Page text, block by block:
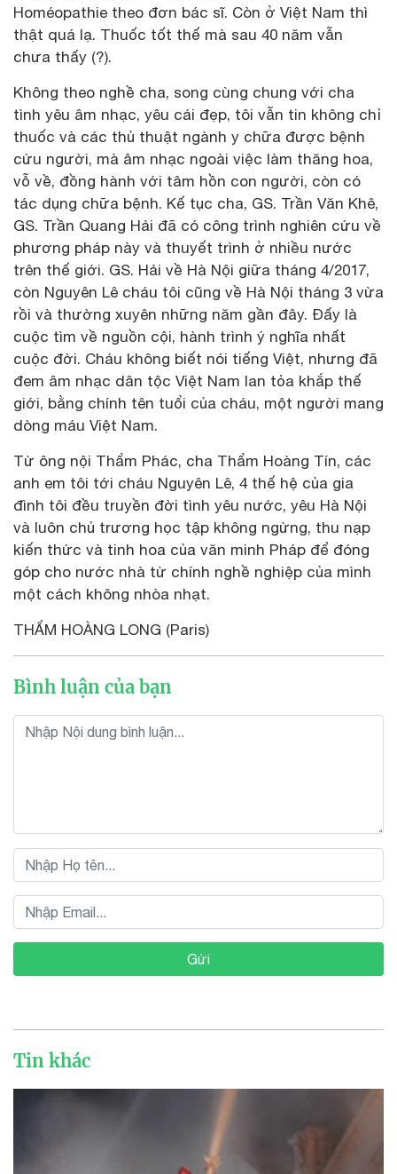
Homéopathie theo đơn bác sĩ. Còn ở Việt Nam thì
thật quá lạ. Thuốc tốt thế mà sau 40 năm vẫn
chưa thấy (?).
Không theo nghề cha, song cùng chung với cha
tình yêu âm nhạc, yêu cái đẹp, tôi vẫn tin không chỉ
thuốc và các thủ thuật ngành y chữa được bệnh
cứu người, mà âm nhạc ngoài việc làm thăng hoa,
vỗ về, đồng hành với tâm hồn con người, còn có
tác dụng chữa bệnh. Kế tục cha, GS. Trần Văn Khê,
GS. Trần Quang Hải đã có công trình nghiên cứu về
phương pháp này và thuyết trình ở nhiều nước
trên thế giới. GS. Hải về Hà Nội giữa tháng 4/2017,
còn Nguyên Lê cháu tôi cũng về Hà Nội tháng 3 vừa
rồi và thường xuyên những năm gần đây. Đấy là
cuộc tìm về nguồn cội, hành trình ý nghĩa nhất
cuộc đời. Cháu không biết nói tiếng Việt, nhưng đã
đem âm nhạc dân tộc Việt Nam lan tỏa khắp thế
giới, bằng chính tên tuổi của cháu, một người mang
dòng máu Việt Nam.
Từ ông nội Thẩm Phác, cha Thẩm Hoàng Tín, các
anh em tôi tới cháu Nguyên Lê, 4 thế hệ của gia
đình tôi đều truyền đời tình yêu nước, yêu Hà Nội
và luôn chủ trương học tập không ngừng, thu nạp
kiến thức và tinh hoa của văn minh Pháp để đóng
góp cho nước nhà từ chính nghề nghiệp của mình
một cách không nhòa nhạt.
THẨM HOÀNG LONG (Paris)
Bình luận của bạn
Gửi
Tin khác